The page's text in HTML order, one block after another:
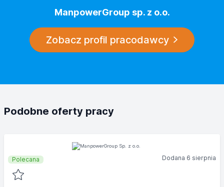
ManpowerGroup sp. z o.o.
Zobacz profil pracodawcy
Podobne oferty pracy
Polecana Dodana 6 sierpnia